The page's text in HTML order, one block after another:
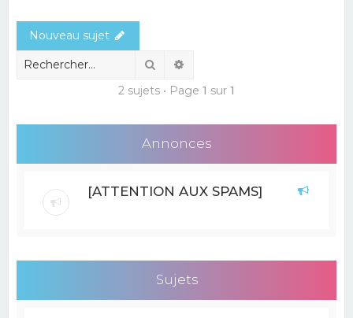
r
Nouveau sujet
Rechercher
2 sujets • Page 1 sur 1
Annonces
[ATTENTION AUX SPAMS]
Sujets